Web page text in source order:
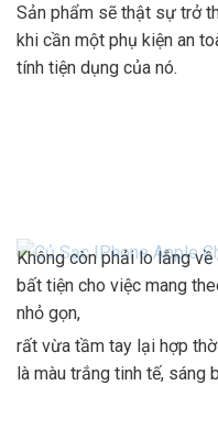
Sản phẩm sẽ thật sự trở
khi cần một phụ kiện an
tính tiện dụng của nó.
Không còn phải lo lắng
bất tiện cho việc mang
nhỏ gọn,
rất vừa tầm tay lại hợp
là màu trắng tinh tế, sáng